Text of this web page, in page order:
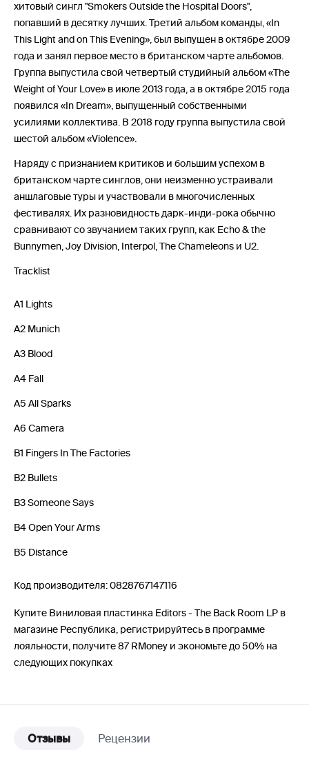
хитовый сингл "Smokers Outside the Hospital Doors",
попавший в десятку лучших. Третий альбом команды, «In
This Light and on This Evening», был выпущен в октябре 2009
года и занял первое место в британском чарте альбомов.
Группа выпустила свой четвертый студийный альбом «The
Weight of Your Love» в июле 2013 года, а в октябре 2015 года
появился «In Dream», выпущенный собственными
усилиями коллектива. В 2018 году группа выпустила свой
шестой альбом «Violence».
Наряду с признанием критиков и большим успехом в
британском чарте синглов, они неизменно устраивали
аншлаговые туры и участвовали в многочисленных
фестивалях. Их разновидность дарк-инди-рока обычно
сравнивают со звучанием таких групп, как Echo & the
Bunnymen, Joy Division, Interpol, The Chameleons и U2.
Tracklist
A1 Lights
A2 Munich
A3 Blood
A4 Fall
A5 All Sparks
A6 Camera
B1 Fingers In The Factories
B2 Bullets
B3 Someone Says
B4 Open Your Arms
B5 Distance
Код производителя: 0828767147116
Купите Виниловая пластинка Editors - The Back Room LP в
магазине Республика, регистрируйтесь в программе
лояльности, получите 87 RMoney и экономьте до 50% на
следующих покупках
Отзывы Рецензии